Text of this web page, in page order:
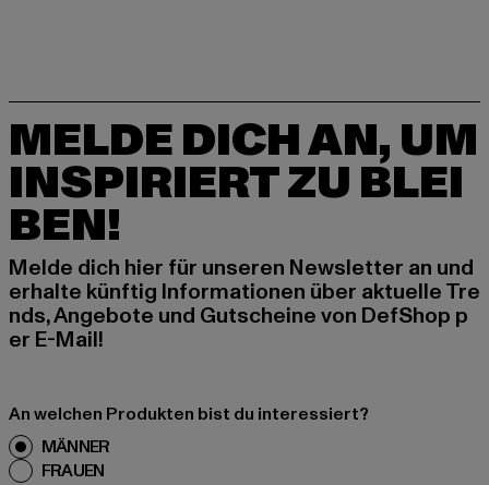
MELDE DICH AN, UM
INSPIRIERT ZU BLEI
BEN!
Melde dich hier für unseren Newsletter an und
erhalte künftig Informationen über aktuelle Tre
nds, Angebote und Gutscheine von DefShop p
er E-Mail!
An welchen Produkten bist du interessiert?
MÄNNER
FRAUEN